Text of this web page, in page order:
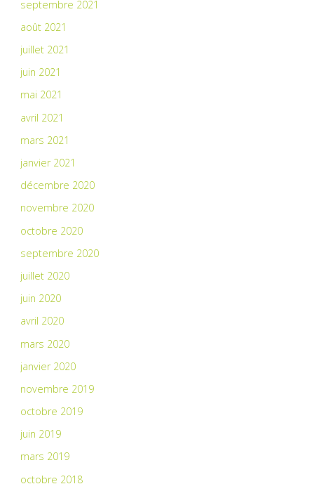
septembre 2021
août 2021
juillet 2021
juin 2021
mai 2021
avril 2021
mars 2021
janvier 2021
décembre 2020
novembre 2020
octobre 2020
septembre 2020
juillet 2020
juin 2020
avril 2020
mars 2020
janvier 2020
novembre 2019
octobre 2019
juin 2019
mars 2019
octobre 2018